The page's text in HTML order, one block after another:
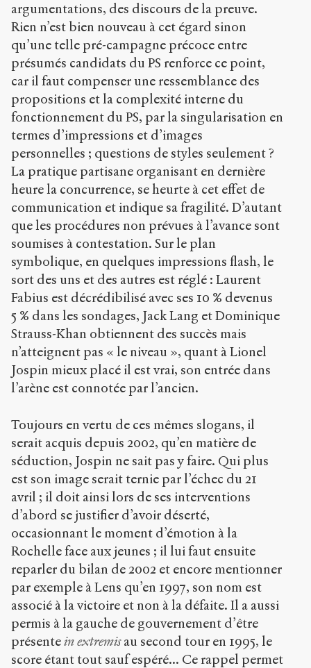
argumentations, des discours de la preuve.
Rien n’est bien nouveau à cet égard sinon
qu’une telle pré-campagne précoce entre
présumés candidats du PS renforce ce point,
car il faut compenser une ressemblance des
propositions et la complexité interne du
fonctionnement du PS, par la singularisation en
termes d’impressions et d’images
personnelles ; questions de styles seulement ?
La pratique partisane organisant en dernière
heure la concurrence, se heurte à cet effet de
communication et indique sa fragilité. D’autant
que les procédures non prévues à l’avance sont
soumises à contestation. Sur le plan
symbolique, en quelques impressions flash, le
sort des uns et des autres est réglé : Laurent
Fabius est décrédibilisé avec ses 10 % devenus
5 % dans les sondages, Jack Lang et Dominique
Strauss-Khan obtiennent des succès mais
n’atteignent pas « le niveau », quant à Lionel
Jospin mieux placé il est vrai, son entrée dans
l’arène est connotée par l’ancien.
Toujours en vertu de ces mêmes slogans, il
serait acquis depuis 2002, qu’en matière de
séduction, Jospin ne sait pas y faire. Qui plus
est son image serait ternie par l’échec du 21
avril ; il doit ainsi lors de ses interventions
d’abord se justifier d’avoir déserté,
occasionnant le moment d’émotion à la
Rochelle face aux jeunes ; il lui faut ensuite
reparler du bilan de 2002 et encore mentionner
par exemple à Lens qu’en 1997, son nom est
associé à la victoire et non à la défaite. Il a aussi
permis à la gauche de gouvernement d’être
présentein extremisau second tour en 1995, le
score étant tout sauf espéré... Ce rappel permet